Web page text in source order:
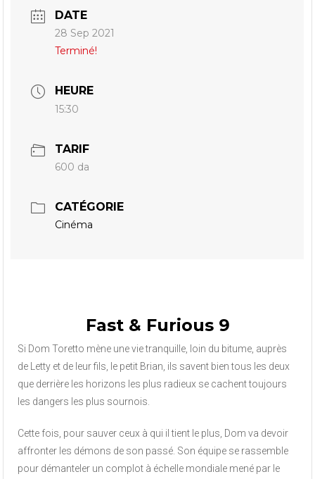
DATE
28 Sep 2021
Terminé!
HEURE
15:30
TARIF
600 da
CATÉGORIE
Cinéma
Fast & Furious 9
Si Dom Toretto mène une vie tranquille, loin du bitume, auprès
de Letty et de leur fils, le petit Brian, ils savent bien tous les deux
que derrière les horizons les plus radieux se cachent toujours
les dangers les plus sournois.
Cette fois, pour sauver ceux à qui il tient le plus, Dom va devoir
affronter les démons de son passé. Son équipe se rassemble
pour démanteler un complot à échelle mondiale mené par le